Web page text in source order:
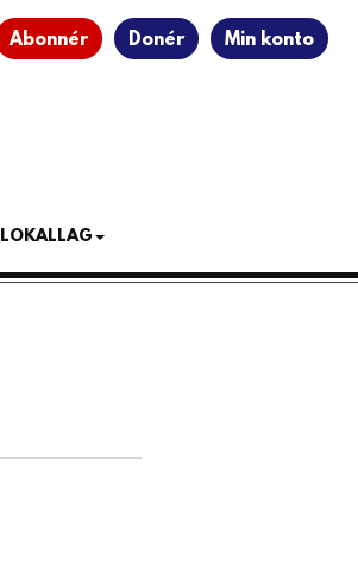
Abonnér Donér Min konto
LOKALLAG